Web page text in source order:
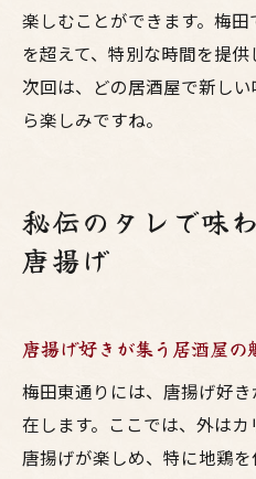
楽しむことができます。梅
を超えて、特別な時間を提供
次回は、どの居酒屋で新し
ら楽しみですね。
秘伝のタレで味
唐揚げ
唐揚げ好きが集う居酒屋の
梅田東通りには、唐揚げ好
在します。ここでは、外は
唐揚げが楽しめ、特に地鶏